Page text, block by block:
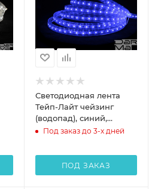
Светодиодная лента
Тейп-Лайт чейзинг
(водопад), синий,
8,5х17мм
Под заказ до 3-х дней
ПОД ЗАКАЗ